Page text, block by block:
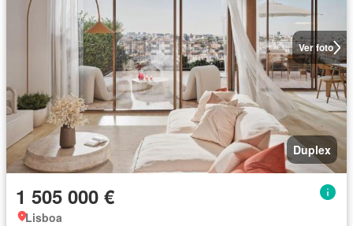
Ver foto
Duplex
1 505 000 €
Lisboa